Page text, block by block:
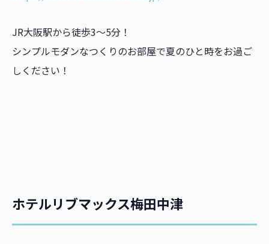
JR大阪駅から徒歩3～5分！
シンプルモダンなつくりのお部屋で夏のひと時をお過ご
しください！
ホテルリブマックス梅田中津